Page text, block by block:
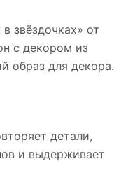
звёздочках» от
с декором из
образ для декора.
детали,
и выдерживает